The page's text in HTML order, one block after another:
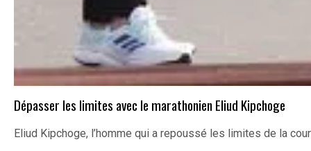
Dépasser les limites avec le marathonien Eliud Kipchoge
Eliud Kipchoge, l’homme qui a repoussé les limites de la